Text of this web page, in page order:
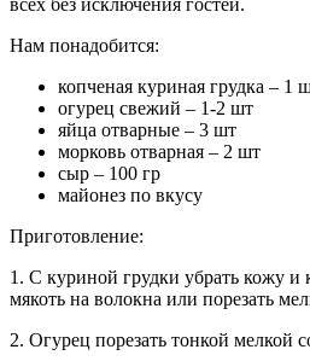
всех без исключения гостей.
Нам понадобится:
копченая куриная грудка – 1
огурец свежий – 1-2 шт
яйца отварные – 3 шт
морковь отварная – 2 шт
сыр – 100 гр
майонез по вкусу
Приготовление:
1. С куриной грудки убрать кожу и
мякоть на волокна или порезать
2. Огурец порезать тонкой мелкой